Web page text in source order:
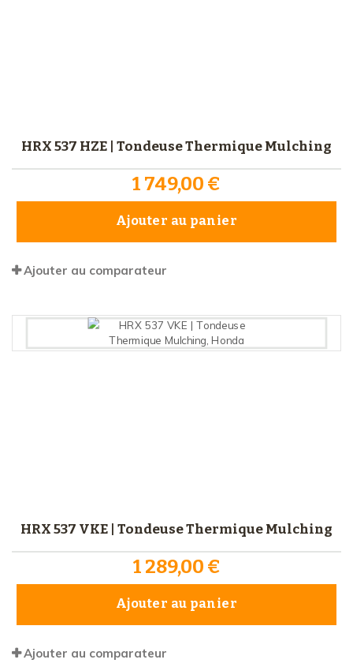
HRX 537 HZE | Tondeuse Thermique Mulching
1 749,00 €
Ajouter au panier
Ajouter au comparateur
HRX 537 VKE | Tondeuse Thermique Mulching
1 289,00 €
Ajouter au panier
Ajouter au comparateur